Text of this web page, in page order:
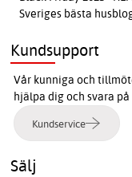
Sveriges bästa
Kundsupport
Vår kunniga och
hjälpa dig och svara
Kundservice
Sälj